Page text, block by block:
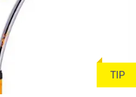
TIP